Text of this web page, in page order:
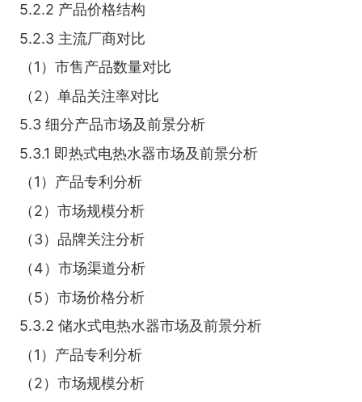
5.2.2 产品价格结构
5.2.3 主流厂商对比
（1）市售产品数量对比
（2）单品关注率对比
5.3 细分产品市场及前景分析
5.3.1 即热式电热水器市场及前景分析
（1）产品专利分析
（2）市场规模分析
（3）品牌关注分析
（4）市场渠道分析
（5）市场价格分析
5.3.2 储水式电热水器市场及前景分析
（1）产品专利分析
（2）市场规模分析